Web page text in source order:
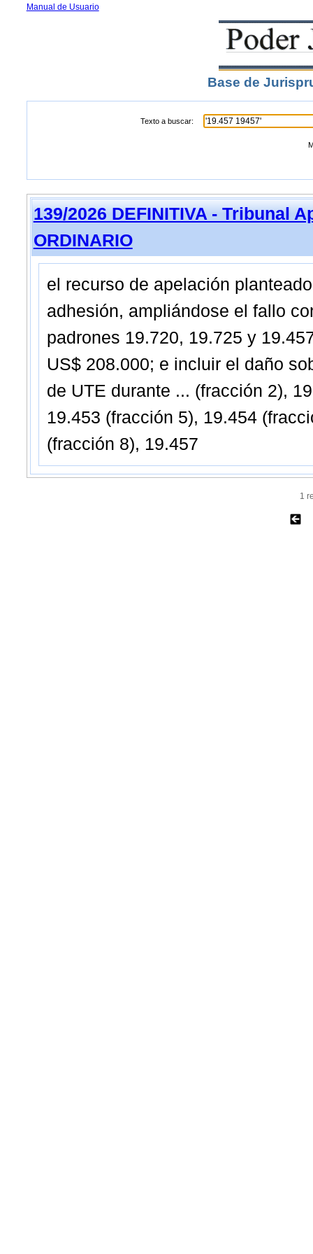
Manual de Usuario
Base de
Texto a buscar:
139/2026 DEFINITIVA - Tribunal
ORDINARIO
el recurso de apelación
adhesión, ampliándose el fallo
padrones 19.720, 19.725 y
US$ 208.000; e incluir el daño
de UTE durante ... (fracción 2),
19.453 (fracción 5), 19.454
(fracción 8), 19.457
1